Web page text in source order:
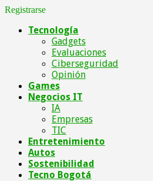
Registrarse
Tecnología
Gadgets
Evaluaciones
Ciberseguridad
Opinión
Games
Negocios IT
IA
Empresas
TIC
Entretenimiento
Autos
Sostenibilidad
Tecno Bogotá